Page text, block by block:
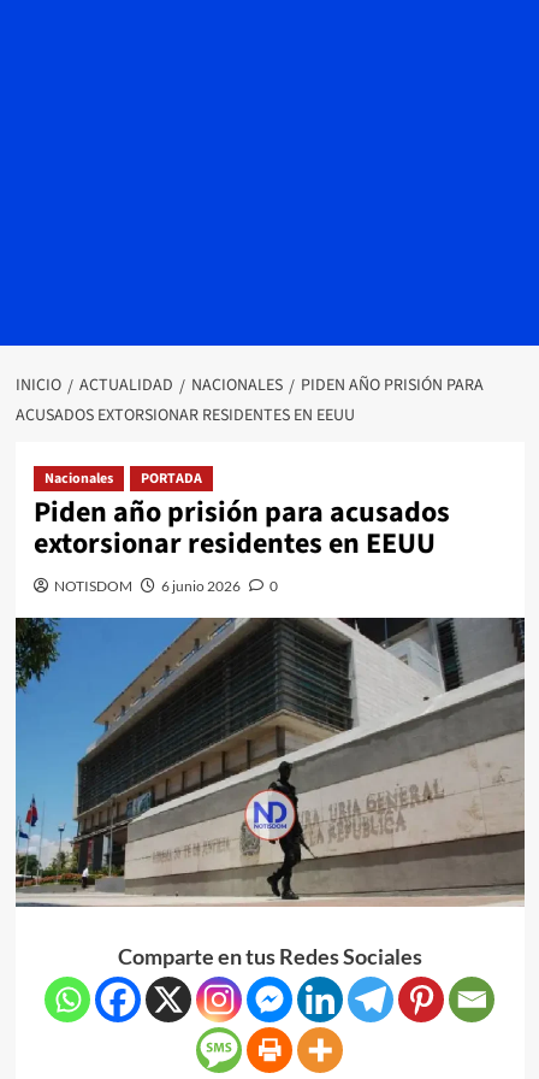
INICIO ACTUALIDAD NACIONALES
PIDEN AÑO PRISIÓN PARA
ACUSADOS EXTORSIONAR RESIDENTES EN EEUU
Nacionales PORTADA
Piden año prisión para acusados
extorsionar residentes en EEUU
NOTISDOM 6 junio 2026 0
Comparte en tus Redes Sociales